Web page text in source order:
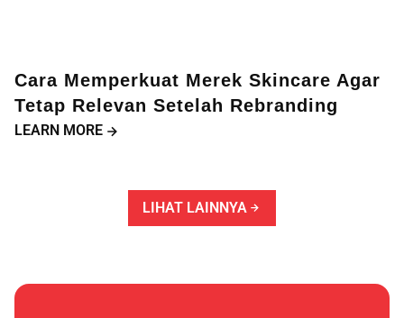
Cara Memperkuat Merek Skincare Agar
Tetap Relevan Setelah Rebranding
LEARN MORE
LIHAT LAINNYA